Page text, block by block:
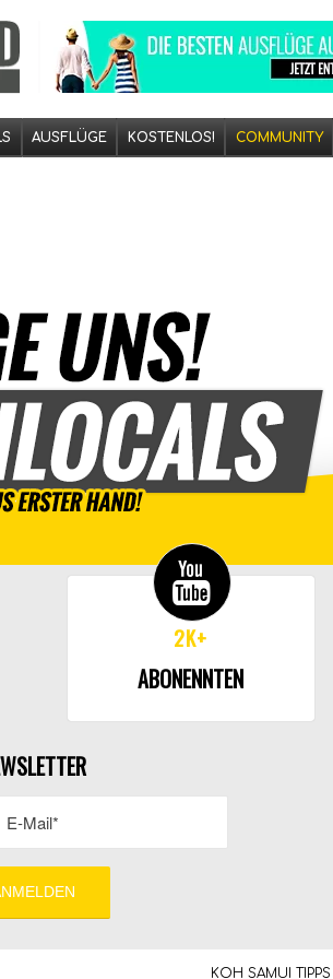
AUSFLÜGE KOSTENLOS! COMMUNITY
2K+
ABONENNTEN
KOH SAMUI TIPPS